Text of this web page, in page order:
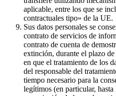
aplicable, entre los que se
contractuales tipo» de la UE.
Sus datos personales se
contrato de servicios de
contrato de cuenta de
extinción, durante el plazo
en que el tratamiento de los
del responsable del
tiempo necesario para la
legítimos (en particular,